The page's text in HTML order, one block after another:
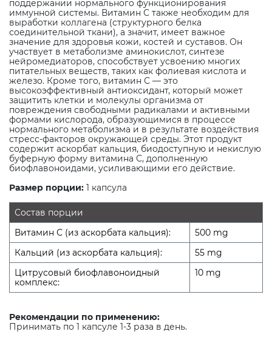
поддержании нормального функционирования
иммунной системы. Витамин С также необходим для
выработки коллагена (структурного белка
соединительной ткани), а значит, имеет важное
значение для здоровья кожи, костей и суставов. Он
участвует в метаболизме аминокислот, синтезе
нейромедиаторов, способствует усвоению многих
питательных веществ, таких как фолиевая кислота и
железо. Кроме того, витамин С — это
высокоэффективный антиоксидант, который может
защитить клетки и молекулы организма от
повреждения свободными радикалами и активными
формами кислорода, образующимися в процессе
нормального метаболизма и в результате воздействия
стресс-факторов окружающей среды. Этот продукт
содержит аскорбат кальция, биодоступную и некислую
буферную форму витамина С, дополненную
биофлавоноидами, усиливающими его действие.
Размер порции: 1 капсула
Состав порции
Витамин С (из аскорбата кальция):
500 mg
Кальций (из аскорбата кальция):
55 mg
Цитрусовый биофлавоноидный
комплекс:
10 mg
Рекомендации по применению:
Принимать по 1 капсуле 1-3 раза в день.